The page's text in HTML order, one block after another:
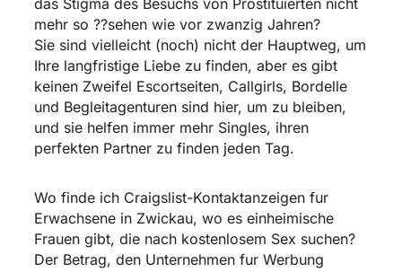
mehr so ??sehen wie vor zwanzig Jahren?
Sie sind vielleicht (noch) nicht der Hauptweg, um
Ihre langfristige Liebe zu finden, aber es gibt
keinen Zweifel Escortseiten, Callgirls, Bordelle
und Begleitagenturen sind hier, um zu bleiben,
und sie helfen immer mehr Singles, ihren
perfekten Partner zu finden jeden Tag.
Wo finde ich Craigslist-Kontaktanzeigen fur
Erwachsene in Zwickau, wo es einheimische
Frauen gibt, die nach kostenlosem Sex suchen?
Der Betrag, den Unternehmen fur Werbung